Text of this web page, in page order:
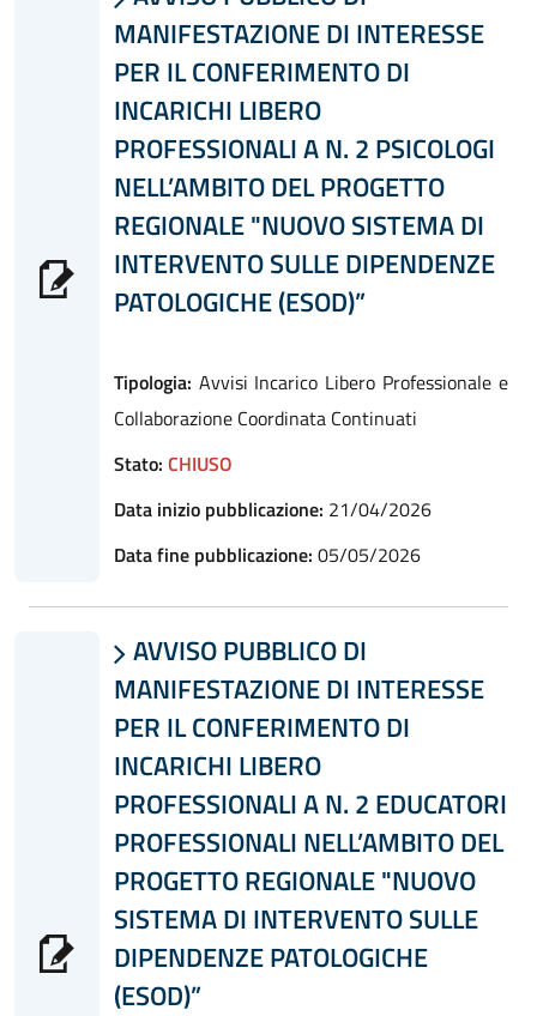
MANIFESTAZIONE DI INTERESSE
PER IL CONFERIMENTO DI
INCARICHI LIBERO
PROFESSIONALI A N. 2 PSICOLOGI
NELL’AMBITO DEL PROGETTO
REGIONALE "NUOVO SISTEMA DI
INTERVENTO SULLE DIPENDENZE
PATOLOGICHE (ESOD)”
Tipologia: Avvisi Incarico Libero Professionale e
Collaborazione Coordinata Continuati
Stato: CHIUSO
Data inizio pubblicazione: 21/04/2026
Data fine pubblicazione: 05/05/2026
 AVVISO PUBBLICO DI
MANIFESTAZIONE DI INTERESSE
PER IL CONFERIMENTO DI
INCARICHI LIBERO
PROFESSIONALI A N. 2 EDUCATORI
PROFESSIONALI NELL’AMBITO DEL
PROGETTO REGIONALE "NUOVO
SISTEMA DI INTERVENTO SULLE
DIPENDENZE PATOLOGICHE
(ESOD)”